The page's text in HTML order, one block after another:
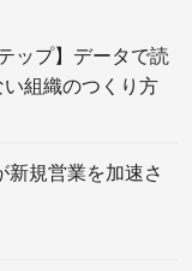
ップ】データで読
組織のつくり方
新規営業を加速さ